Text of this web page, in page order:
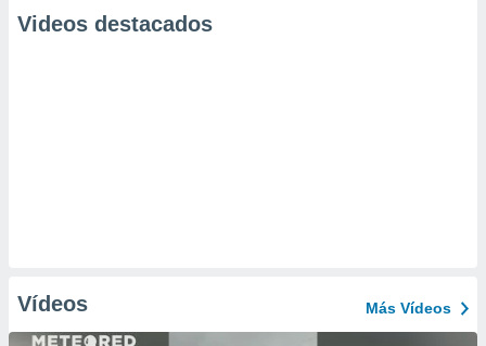
Videos destacados
Vídeos Más Vídeos